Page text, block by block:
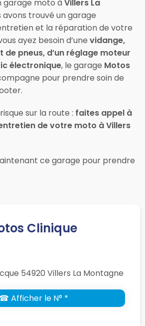
garage moto àVillers La
avons trouvé un garage
et la réparation de votre
ayez besoin d’une vidange,
de pneus, d’un réglage moteur
électronique, le garage Motos
pour prendre soin de
sur la route : faites appel à
de votre moto à Villers
ce garage pour prendre
Clinique
54920 Villers La Montagne
☎ Afficher le N° *